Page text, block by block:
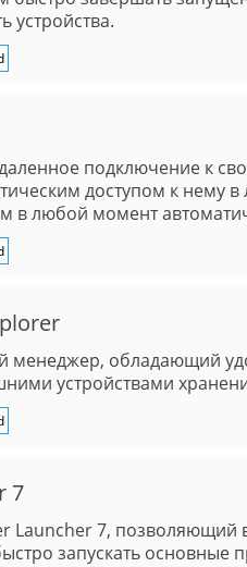
устройства.
подключение к
доступом к нему
в любой момент
менеджер, обладающий
устройствами
7
Launcher 7, позволяющий
запускать основные